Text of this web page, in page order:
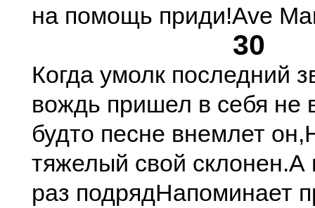
на помощь приди!Ave
30
Когда умолк последний
вождь пришел в себя не
будто песне внемлет он,
тяжелый свой склонен.А
раз подрядНапоминает